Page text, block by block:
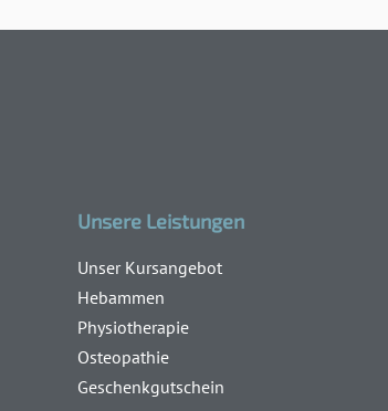
Unsere Leistungen
Unser Kursangebot
Hebammen
Physiotherapie
Osteopathie
Geschenkgutschein